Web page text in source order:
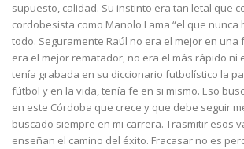
supuesto, calidad. Su instinto era tan letal que
cordobesista como Manolo Lama “el que nunca
todo. Seguramente Raúl no era el mejor en una
era el mejor rematador, no era el más rápido ni
tenía grabada en su diccionario futbolístico la
fútbol y en la vida, tenía fe en si mismo. Eso
en este Córdoba que crece y que debe seguir
buscado siempre en mi carrera. Trasmitir esos
enseñan el camino del éxito. Fracasar no es